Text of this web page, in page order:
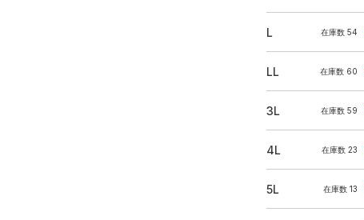
L 在庫数 54
LL 在庫数 60
3L 在庫数 59
4L 在庫数 23
5L 在庫数 13